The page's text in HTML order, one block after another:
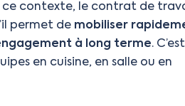
ce contexte, le contrat de
permet de mobiliser
à long terme.
en cuisine, en salle ou en